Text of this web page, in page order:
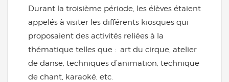
Durant la troisième période, les élèves étaient
appelés à visiter les différents kiosques qui
proposaient des activités reliées à la
thématique telles que : art du cirque, atelier
de danse, techniques d’animation, technique
de chant, karaoké, etc.